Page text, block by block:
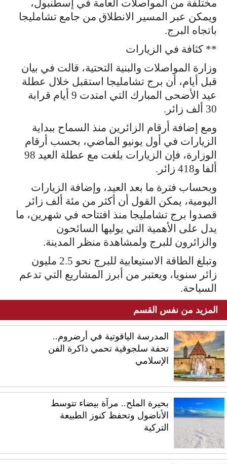
مختلفة من المواصلات العامة في إسطنبول،
ويمكن عبر المسير الانطلاق من جامع تشامليجا
باتجاه البرج.
** كثافة في الزيارات
وزارة المواصلات والبنية التحتية، قالت في بيان
قبل أيام، أن برج تشامليجا استقبل خلال عطلة
عيد الأضحى المبارك التي امتدت 9 أيام قرابة
30 ألف زائر.
ومع إضافة أرقام الزائرين منذ السماح ببداية
الزيارات في أول يونيو الماضي، بحسب أرقام
الوزارة، فإن الزيارات بلغت مع عطلة العيد 98
ألفا و418 زائر.
وبحساب فترة ما بعد العيد، وإضافة الزيارات
اليومية، يمكن القول أن أكثر من مئة ألف زائر
قصدوا برج تشامليجا منذ افتتاحه في شهرين، ما
يدل على الأهمية التي يوليها السائحون
والزائرون للبرج ولمشاهدة منظر المدينة.
وتبلغ الطاقة الاستيعابية للبرج نحو 2.5 مليون
زائر سنويا، ويعتبر من أبرز المشاريع التي تدعم
السياحة.
المزيد من نفس القسم
المدرسة الياقوتية في أرضروم..
تحفة سلجوقية تحمي ذاكرة الفن
الإسلامي
بحيرة الملح.. مرآة بيضاء تتوسط
الأناضول وتحفظ كنوز الطبيعة
التركية